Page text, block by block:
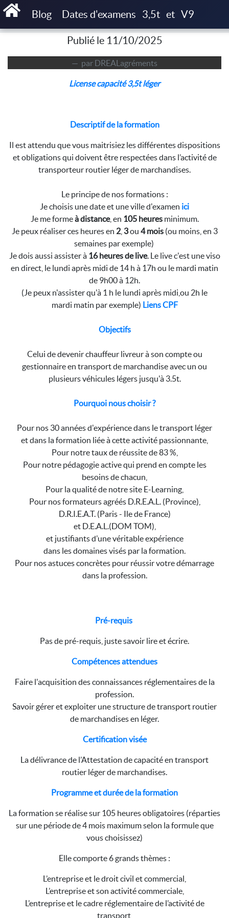
Blog Dates d'examens 3,5t et V9
Accueil Articles License capacité 3,5t léger
Publié le 11/10/2025
par DREALagréments
License capacité 3,5t léger
Descriptif de la formation
Il est attendu que vous maitrisiez les différentes dispositions
et obligations qui doivent être respectées dans l’activité de
transporteur routier léger de marchandises.
Le principe de nos formations :
Je choisis une date et une ville d'examen ici
Je me formeà distance, en 105 heuresminimum.
Je peux réaliser ces heures en 2, 3ou 4 mois (ou moins, en 3
semaines par exemple)
Je dois aussi assister à 16 heures de live. Le live c'est une viso
en direct, le lundi après midi de 14 h à 17h ou le mardi matin
de 9h00 à 12h.
(Je peux n'assister qu'à 1 h le lundi après midi,ou 2h le
mardi matin par exemple) Liens CPF
Objectifs
Celui de devenir chauffeur livreur à son compte ou
gestionnaire en transport de marchandise avec un ou
plusieurs véhicules légers jusqu'à 3.5t.
Pourquoi nous choisir ?
Pour nos 30 années d'expérience dans le transport léger
et dans la formation liée à cette activité passionnante,
Pour notre taux de réussite de 83 %,
Pour notre pédagogie active qui prend en compte les
besoins de chacun,
Pour la qualité de notre site E-Learning,
Pour nos formateurs agréés D.R.E.A.L. (Province),
D.R.I.E.A.T. (Paris - Ile de France)
et D.E.A.L.(DOM TOM),
et justifiants d’une véritable expérience
dans les domaines visés par la formation.
Pour nos astuces concrètes pour réussir votre démarrage
dans la profession.
Pré-requis
Pas de pré-requis, juste savoir lire et écrire.
Compétences attendues
Faire l'acquisition des connaissances réglementaires de la
profession.
Savoir gérer et exploiter une structure de transport routier
de marchandises en léger.
Certification visée
La délivrance de l’Attestation de capacité en transport
routier léger de marchandises.
Programme et durée de la formation
La formation se réalise sur 105 heures obligatoires (réparties
sur une période de 4 mois maximum selon la formule que
vous choisissez)
Elle comporte 6 grands thèmes :
L’entreprise et le droit civil et commercial,
L’entreprise et son activité commerciale,
L’entreprise et le cadre réglementaire de l’activité de
transport,